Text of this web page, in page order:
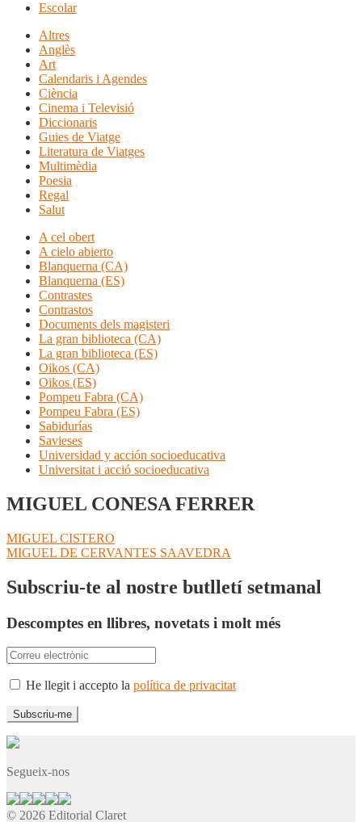
Escolar
Altres
Anglès
Art
Calendaris i Agendes
Ciència
Cinema i Televisió
Diccionaris
Guies de Viatge
Literatura de Viatges
Multimèdia
Poesia
Regal
Salut
A cel obert
A cielo abierto
Blanquerna (CA)
Blanquerna (ES)
Contrastes
Contrastos
Documents dels magisteri
La gran biblioteca (CA)
La gran biblioteca (ES)
Oikos (CA)
Oikos (ES)
Pompeu Fabra (CA)
Pompeu Fabra (ES)
Sabidurías
Savieses
Universidad y acción socioeducativa
Universitat i acció socioeducativa
MIGUEL CONESA FERRER
Navegació
d'entrades
Entrada
anterior:
MIGUEL CISTERO
Pròxima
MIGUEL DE CERVANTES SAAVEDRA
Subscriu-te al nostre butlletí setmanal
Descomptes en llibres, novetats i molt més
He llegit i accepto la política de privacitat
Segueix-nos
© 2026 Editorial Claret